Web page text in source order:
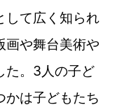
して広く知られ
画や舞台美術や
た。3人の子ど
かは子どもたち